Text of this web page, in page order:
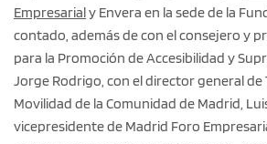
Empresarialy Envera en la sede de la
contado, además de con el consejero y
para la Promoción de Accesibilidad y
Jorge Rodrigo, con el director general
Movilidad de la Comunidad de Madrid,
vicepresidente de Madrid Foro